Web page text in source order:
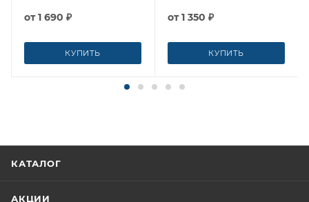
от1 690 ₽
КУПИТЬ
от1 350 ₽
КУПИТЬ
КАТАЛОГ
АКЦИИ